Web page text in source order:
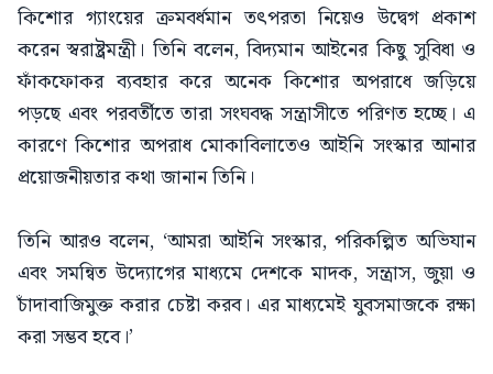
কিশোর গ্যাংয়ের ক্রমবর্ধমান তৎপরতা নিয়েও উদ্বেগ প্রকাশ
করেন স্বরাষ্ট্রমন্ত্রী। তিনি বলেন, বিদ্যমান আইনের কিছু সুবিধা ও
ফাঁকফোকর ব্যবহার করে অনেক কিশোর অপরাধে জড়িয়ে
পড়ছে এবং পরবর্তীতে তারা সংঘবদ্ধ সন্ত্রাসীতে পরিণত হচ্ছে। এ
কারণে কিশোর অপরাধ মোকাবিলাতেও আইনি সংস্কার আনার
প্রয়োজনীয়তার কথা জানান তিনি।
তিনি আরও বলেন, ‘আমরা আইনি সংস্কার, পরিকল্পিত অভিযান
এবং সমন্বিত উদ্যোগের মাধ্যমে দেশকে মাদক, সন্ত্রাস, জুয়া ও
চাঁদাবাজিমুক্ত করার চেষ্টা করব। এর মাধ্যমেই যুবসমাজকে রক্ষা
করা সম্ভব হবে।’